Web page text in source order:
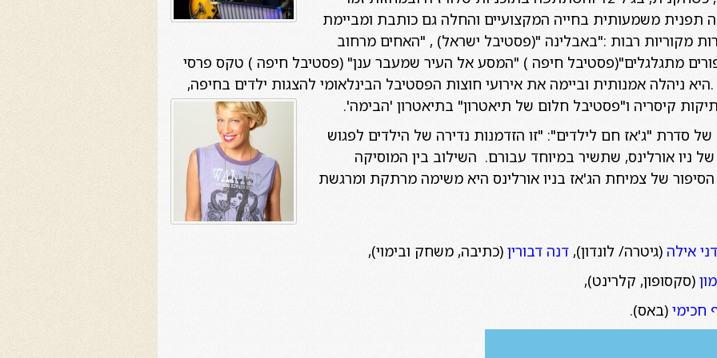
תפנית משמעותית בחייה המקצועיים והחלה גם כותבת ומביימת
מקוריות רבות :"באבלינה "(פסטיבל ישראל) , "האחים מרחוב
מתגלגלים"(פסטיבל חיפה ) "המסע אל העיר שמעבר ענן" (פסטיבל חיפה ) טקס פרסי
.היא ניהלה אמנותית וביימה את אירועי חוצות הפסטיבל הבינלאומי להצגות ילדים בחיפה,
קיסריה ו"פסטיבל חלום של תיאטרון" בתיאטרון 'הבימה'.
סדרת "ג'אז חם לילדים": "זו הזדמנות נדירה של הילדים לפגוש
של ניו אורלינס, שתשיר במיוחד עבורם. השילוב בין המוסיקה
של צמיחת הג'אז בניו אורלינס היא משימה מרתקת ומרגשת
דני אילה (גיטרה/ לונדון), דנה דבורין (כתיבה, משחק ובימוי),
(סקסופון, קלרינט),
חכימי (באס).